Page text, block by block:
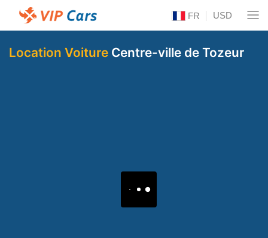
FR USD
Location Voiture Centre-ville de Tozeur